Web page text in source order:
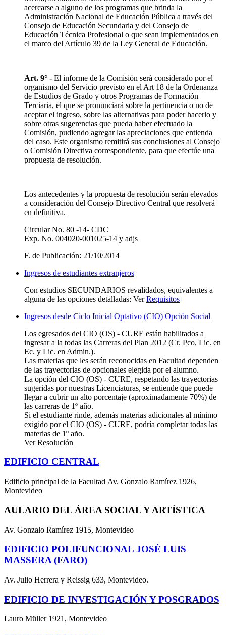
acercarse a alguno de los programas que brinda la
Administración Nacional de Educación Pública a través del
Consejo de Educación Secundaria y del Consejo de
Educación Técnica Profesional o que sean implementados en
el marco del Artículo 39 de la Ley General de Educación.
Art. 9° - El informe de la Comisión será considerado por el
organismo del Servicio previsto en el Art 18 de la Ordenanza
de Estudios de Grado y otros Programas de Formación
Terciaria, el que se pronunciará sobre la pertinencia o no de
aceptar el ingreso, sobre las alternativas para poder hacerlo y
sobre otras sugerencias que pueda haber efectuado la
Comisión, pudiendo agregar las apreciaciones que entienda
del caso. Este organismo remitirá sus conclusiones al Consejo
o Comisión Directiva correspondiente, para que efectúe una
propuesta de resolución.
Los antecedentes y la propuesta de resolución serán elevados
a consideración del Consejo Directivo Central que resolverá
en definitiva.
Circular No. 80 -14- CDC
Exp. No. 004020-001025-14 y adjs
F. de Publicación: 21/10/2014
Ingresos de estudiantes extranjeros
Con estudios SECUNDARIOS revalidados, equivalentes a
alguna de las opciones detalladas: VerRequisitos
Ingresos desde Ciclo Inicial Optativo (CIO) Opción Social
Los egresados del CIO (OS) - CURE están habilitados a
ingresar a la todas las Carreras del Plan 2012 (Cr. Pco, Lic. en
Ec. y Lic. en Admin.).
Las materias que les serán reconocidas en Facultad dependen
de las trayectorias de opcionales elegida por el alumno.
La opción del CIO (OS) - CURE, respetando las trayectorias
sugeridas por nuestras Licenciaturas, se entiende que puede
llegar a cubrir un alto porcentaje (aproximadamente 70%) de
las carreras de 1º año.
Si el estudiante rinde, además materias adicionales al mínimo
exigido por el CIO (OS) - CURE, podría completar todas las
materias de 1º año.
Ver Resolución
EDIFICIO CENTRAL
Edificio principal de la Facultad Av. Gonzalo Ramírez 1926,
Montevideo
AULARIO DEL ÁREA SOCIAL Y ARTÍSTICA
Av. Gonzalo Ramírez 1915, Montevideo
EDIFICIO POLIFUNCIONAL JOSÉ LUIS
MASSERA (FARO)
Av. Julio Herrera y Reissig 633, Montevideo.
EDIFICIO DE INVESTIGACIÓN Y POSGRADOS
Lauro Müller 1921, Montevideo